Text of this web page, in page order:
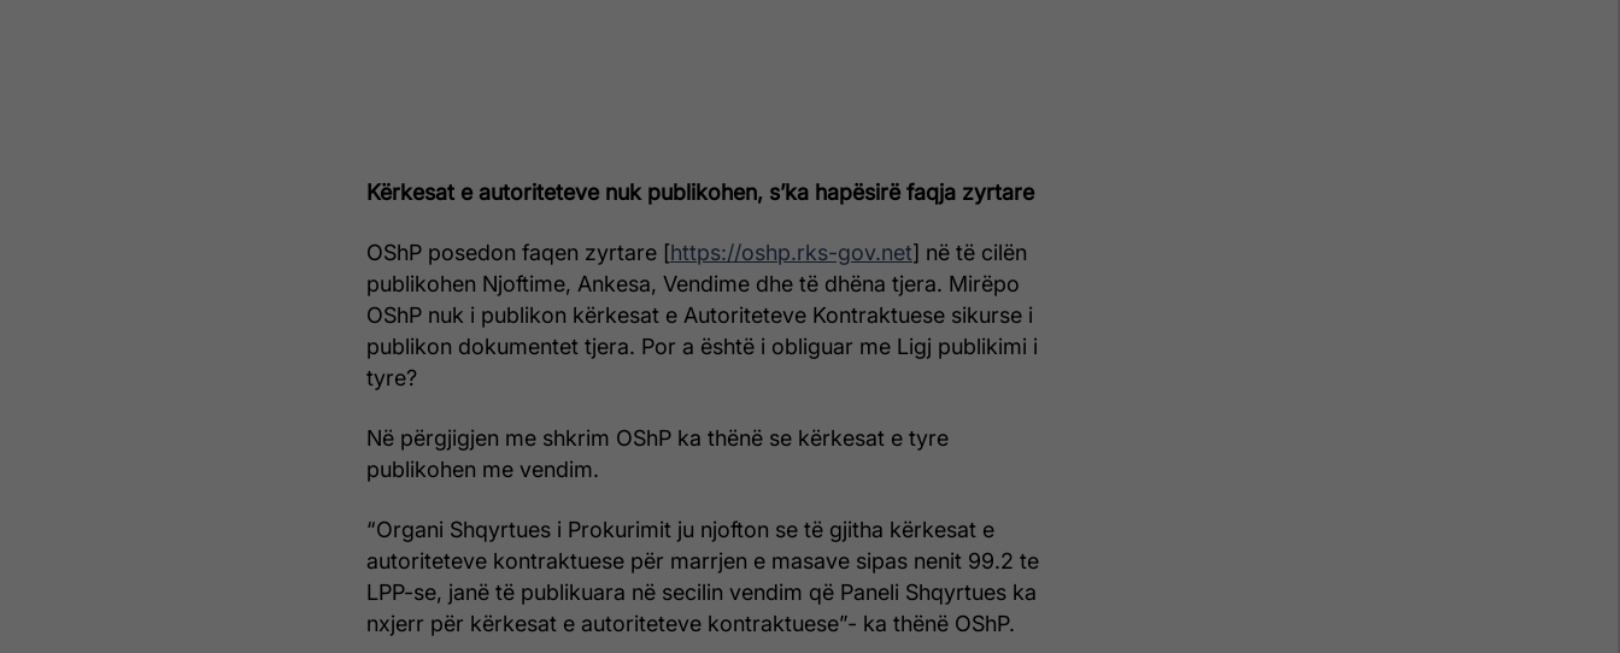
Kërkesat e autoriteteve nuk publikohen, s’ka hapësirë faqja zyrtare
OShP posedon faqen zyrtare [https://oshp.rks-gov.net] në të cilën
publikohen Njoftime, Ankesa, Vendime dhe të dhëna tjera. Mirëpo
OShP nuk i publikon kërkesat e Autoriteteve Kontraktuese sikurse i
publikon dokumentet tjera. Por a është i obliguar me Ligj publikimi i
tyre?
Në përgjigjen me shkrim OShP ka thënë se kërkesat e tyre
publikohen me vendim.
“Organi Shqyrtues i Prokurimit ju njofton se të gjitha kërkesat e
autoriteteve kontraktuese për marrjen e masave sipas nenit 99.2 te
LPP-se, janë të publikuara në secilin vendim që Paneli Shqyrtues ka
nxjerr për kërkesat e autoriteteve kontraktuese”- ka thënë OShP.